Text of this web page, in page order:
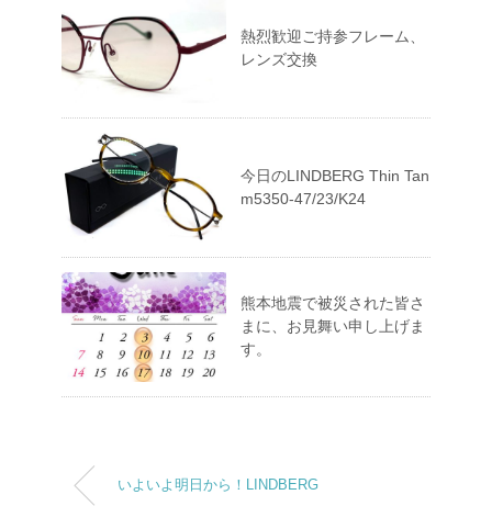
熱烈歓迎ご持参フレーム、
レンズ交換
今日のLINDBERG Thin Tan
m5350-47/23/K24
熊本地震で被災された皆さ
まに、お見舞い申し上げま
す。
いよいよ明日から！LINDBERG